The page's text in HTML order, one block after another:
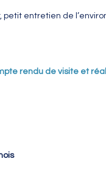
entretien de
rendu de visite et